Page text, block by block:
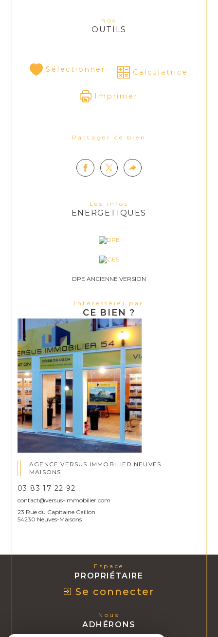
Nos
OUTILS
Sélectionner Calculatrice
Imprimer
Partager ce bien
Les infos
ENERGETIQUES
DPE ANCIENNE VERSION
Intéressé(e) par
CE BIEN ?
AGENCE VERSUS IMMOBILIER NEUVES
MAISONS
03 83 17 22 92
contact@versus-immobilier.com
23 Rue du Capitaine Caillon
54230 Neuves-Maisons
Espace
PROPRIÉTAIRE
Se connecter
Nous
ADHÉRONS